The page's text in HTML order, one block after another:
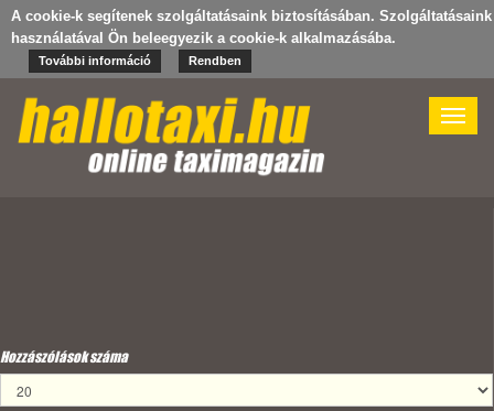
A cookie-k segítenek szolgáltatásaink biztosításában. Szolgáltatásaink
használatával Ön beleegyezik a cookie-k alkalmazásába.
További információ Rendben
Toggle
Hozzászólások száma